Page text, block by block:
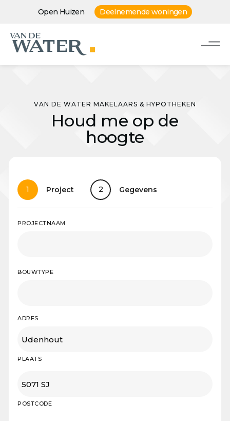
Open Huizen Deelnemende woningen
VAN DE WATER MAKELAARS & HYPOTHEKEN
Houd me op de
hoogte
1 Project 2 Gegevens
PROJECTNAAM
BOUWTYPE
ADRES
PLAATS
POSTCODE